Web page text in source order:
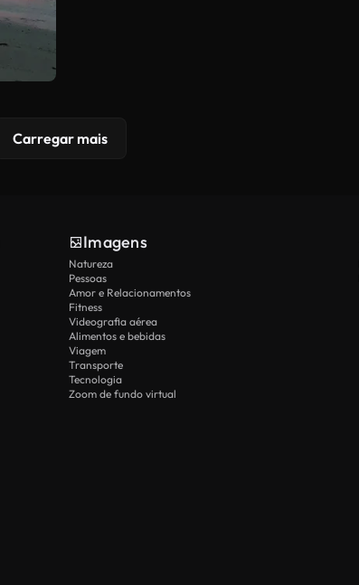
Carregar mais
Imagens
Natureza
Pessoas
Amor e Relacionamentos
Fitness
Videografia aérea
Alimentos e bebidas
Viagem
Transporte
Tecnologia
Zoom de fundo virtual